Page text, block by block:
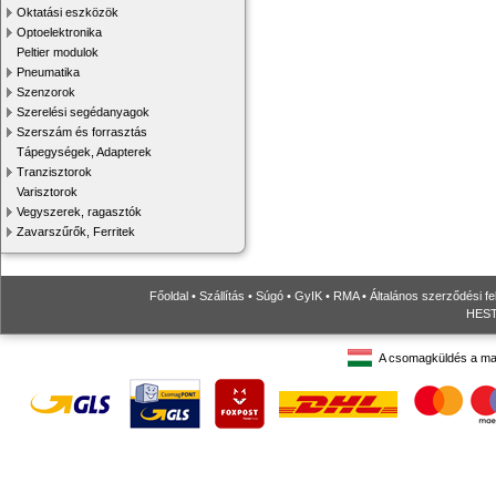
Oktatási eszközök
Optoelektronika
Peltier modulok
Pneumatika
Szenzorok
Szerelési segédanyagok
Szerszám és forrasztás
Tápegységek, Adapterek
Tranzisztorok
Varisztorok
Vegyszerek, ragasztók
Zavarszűrők, Ferritek
Főoldal • Szállítás • Súgó • GyIK • RMA• Általános szerződési
A csomagküldés a